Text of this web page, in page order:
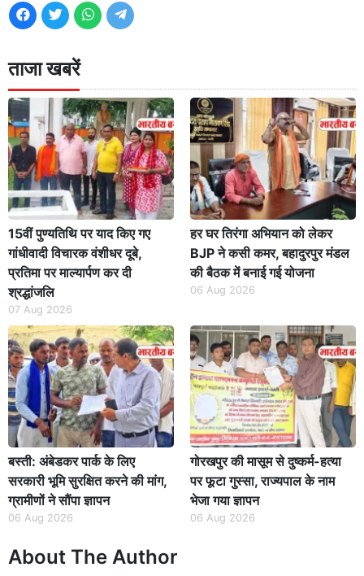
ताजा खबरें
15वीं पुण्यतिथि पर याद किए गए
गांधीवादी विचारक वंशीधर दूबे,
प्रतिमा पर माल्यार्पण कर दी
श्रद्धांजलि
07 Aug 2026
हर घर तिरंगा अभियान को लेकर
BJP ने कसी कमर, बहादुरपुर मंडल
की बैठक में बनाई गई योजना
06 Aug 2026
बस्ती: अंबेडकर पार्क के लिए
सरकारी भूमि सुरक्षित करने की मांग,
ग्रामीणों ने सौंपा ज्ञापन
06 Aug 2026
गोरखपुर की मासूम से दुष्कर्म-हत्या
पर फूटा गुस्सा, राज्यपाल के नाम
भेजा गया ज्ञापन
06 Aug 2026
About The Author